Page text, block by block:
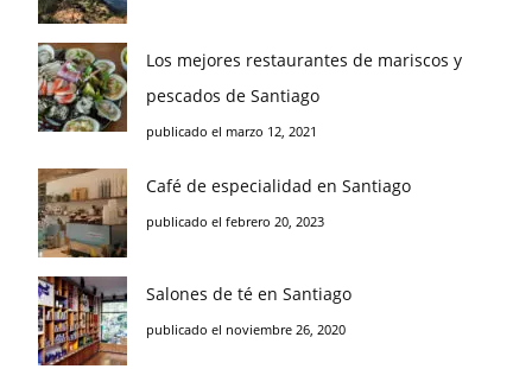
Los mejores restaurantes de mariscos y
pescados de Santiago
publicado el marzo 12, 2021
Café de especialidad en Santiago
publicado el febrero 20, 2023
Salones de té en Santiago
publicado el noviembre 26, 2020